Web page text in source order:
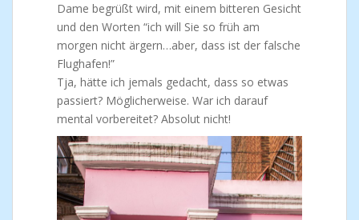
Dame begrüßt wird, mit einem bitteren Gesicht
und den Worten “ich will Sie so früh am
morgen nicht ärgern…aber, dass ist der falsche
Flughafen!”
Tja, hätte ich jemals gedacht, dass so etwas
passiert? Möglicherweise. War ich darauf
mental vorbereitet? Absolut nicht!